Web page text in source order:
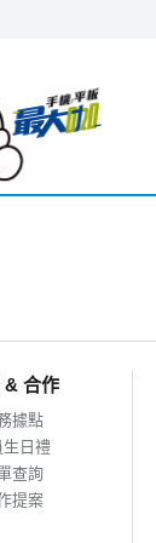
& 合作
據點
生日禮
查詢
提案